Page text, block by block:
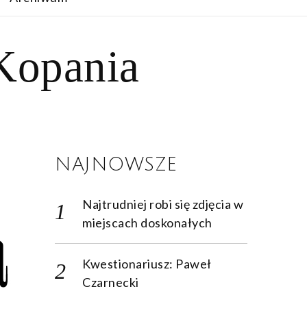
NAJNOWSZE
Najtrudniej robi się zdjęcia w
miejscach doskonałych
Kwestionariusz: Paweł
Czarnecki